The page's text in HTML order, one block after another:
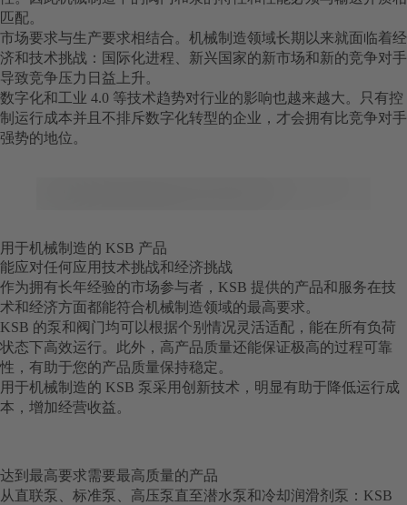
匹配。
市场要求与生产要求相结合。机械制造领域长期以来就面临着经
济和技术挑战：国际化进程、新兴国家的新市场和新的竞争对手
导致竞争压力日益上升。
数字化和工业 4.0 等技术趋势对行业的影响也越来越大。只有控
制运行成本并且不排斥数字化转型的企业，才会拥有比竞争对手
强势的地位。
用于机械制造的 KSB 产品
能应对任何应用技术挑战和经济挑战
作为拥有长年经验的市场参与者，KSB 提供的产品和服务在技
术和经济方面都能符合机械制造领域的最高要求。
KSB 的泵和阀门均可以根据个别情况灵活适配，能在所有负荷
状态下高效运行。此外，高产品质量还能保证极高的过程可靠
性，有助于您的产品质量保持稳定。
用于机械制造的 KSB 泵采用创新技术，明显有助于降低运行成
本，增加经营收益。
达到最高要求需要最高质量的产品
从直联泵、标准泵、高压泵直至潜水泵和冷却润滑剂泵：KSB